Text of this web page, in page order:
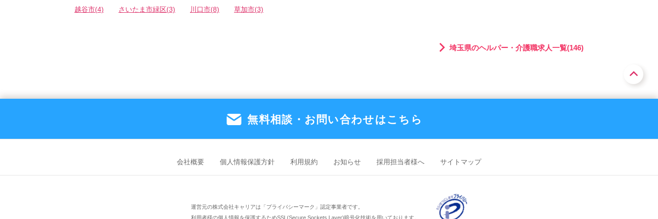
越谷市(4) さいたま市緑区(3) 川口市(8) 草加市(3)
埼玉県のヘルパー・介護職求人一覧(146)
無料相談・お問い合わせはこちら
会社概要 個人情報保護方針 利用規約 お知らせ 採用担当者様へ サイトマップ
運営元の株式会社キャリアは「プライバシーマーク」認定事業者です。
利用者様の個人情報を保護するためSSL(Secure Sockets Layer)暗号化技術を用いております。